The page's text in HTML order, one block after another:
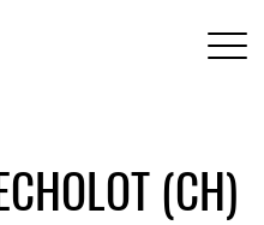
(CH)